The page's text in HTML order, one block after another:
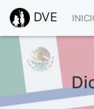
DVE